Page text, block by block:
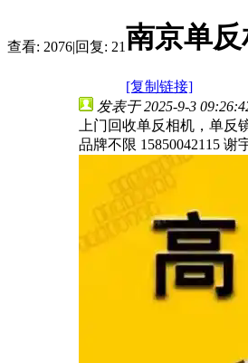
查看: 2076|回复: 21南京单
[复制链接]
发表于 2025-9-3
上门回收单反相机，单
品牌不限 15850042115 谢